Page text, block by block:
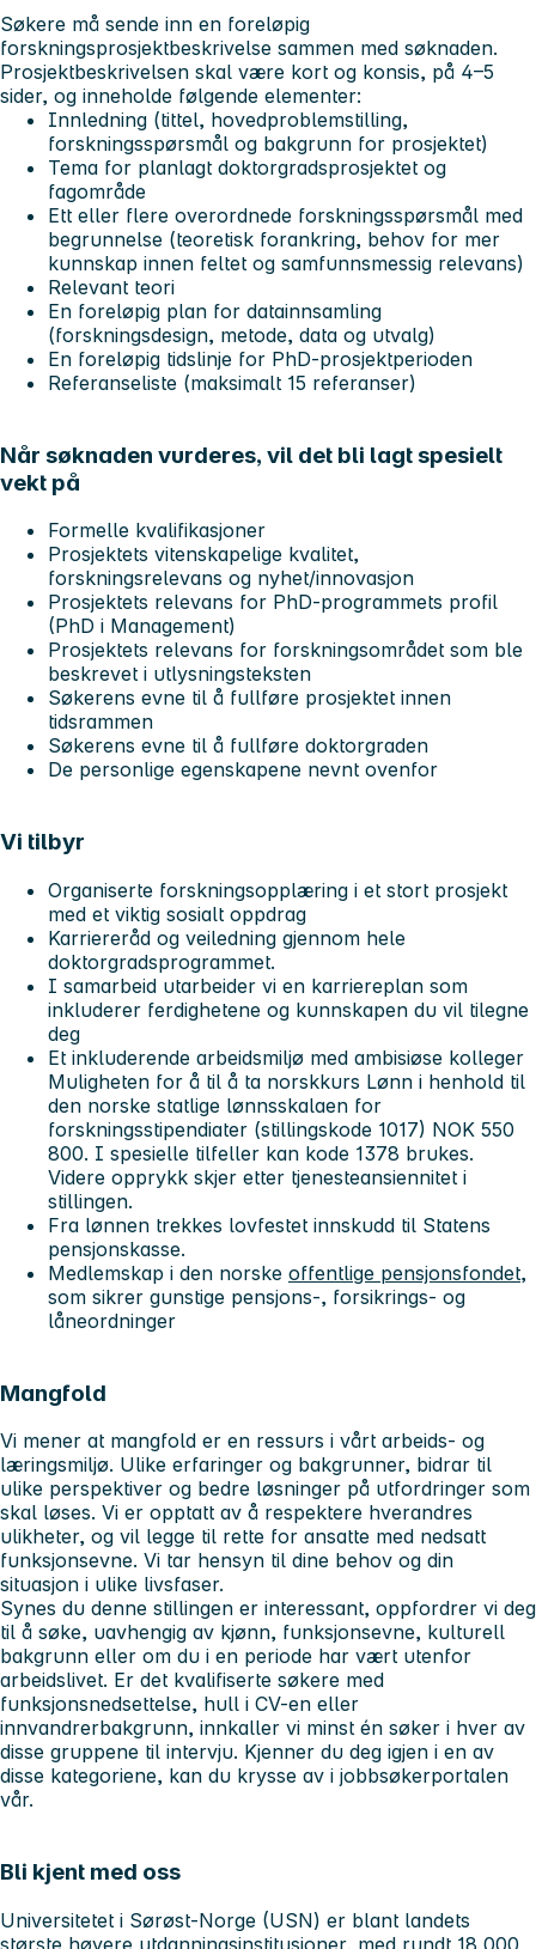
Søkere må sende inn en foreløpig
forskningsprosjektbeskrivelse sammen med søknaden.
Prosjektbeskrivelsen skal være kort og konsis, på 4–5
sider, og inneholde følgende elementer:
Innledning (tittel, hovedproblemstilling,
forskningsspørsmål og bakgrunn for prosjektet)
Tema for planlagt doktorgradsprosjektet og
fagområde
Ett eller flere overordnede forskningsspørsmål med
begrunnelse (teoretisk forankring, behov for mer
kunnskap innen feltet og samfunnsmessig relevans)
Relevant teori
En foreløpig plan for datainnsamling
(forskningsdesign, metode, data og utvalg)
En foreløpig tidslinje for PhD-prosjektperioden
Referanseliste (maksimalt 15 referanser)
Når søknaden vurderes, vil det bli lagt spesielt
vekt på
Formelle kvalifikasjoner
Prosjektets vitenskapelige kvalitet,
forskningsrelevans og nyhet/innovasjon
Prosjektets relevans for PhD-programmets profil
(PhD i Management)
Prosjektets relevans for forskningsområdet som ble
beskrevet i utlysningsteksten
Søkerens evne til å fullføre prosjektet innen
tidsrammen
Søkerens evne til å fullføre doktorgraden
De personlige egenskapene nevnt ovenfor
Vi tilbyr
Organiserte forskningsopplæring i et stort prosjekt
med et viktig sosialt oppdrag
Karriereråd og veiledning gjennom hele
doktorgradsprogrammet.
I samarbeid utarbeider vi en karriereplan som
inkluderer ferdighetene og kunnskapen du vil tilegne
deg
Et inkluderende arbeidsmiljø med ambisiøse kolleger
Muligheten for å til å ta norskkurs Lønn i henhold til
den norske statlige lønnsskalaen for
forskningsstipendiater (stillingskode 1017) NOK 550
800. I spesielle tilfeller kan kode 1378 brukes.
Videre opprykk skjer etter tjenesteansiennitet i
stillingen.
Fra lønnen trekkes lovfestet innskudd til Statens
pensjonskasse.
Medlemskap i den norske offentlige pensjonsfondet,
som sikrer gunstige pensjons-, forsikrings- og
låneordninger
Mangfold
Vi mener at mangfold er en ressurs i vårt arbeids- og
læringsmiljø. Ulike erfaringer og bakgrunner, bidrar til
ulike perspektiver og bedre løsninger på utfordringer som
skal løses. Vi er opptatt av å respektere hverandres
ulikheter, og vil legge til rette for ansatte med nedsatt
funksjonsevne. Vi tar hensyn til dine behov og din
situasjon i ulike livsfaser.
Synes du denne stillingen er interessant, oppfordrer vi deg
til å søke, uavhengig av kjønn, funksjonsevne, kulturell
bakgrunn eller om du i en periode har vært utenfor
arbeidslivet. Er det kvalifiserte søkere med
funksjonsnedsettelse, hull i CV-en eller
innvandrerbakgrunn, innkaller vi minst én søker i hver av
disse gruppene til intervju. Kjenner du deg igjen i en av
disse kategoriene, kan du krysse av i jobbsøkerportalen
vår.
Bli kjent med oss
Universitetet i Sørøst-Norge (USN) er blant landets
største høyere utdanningsinstitusjoner, med rundt 18 000